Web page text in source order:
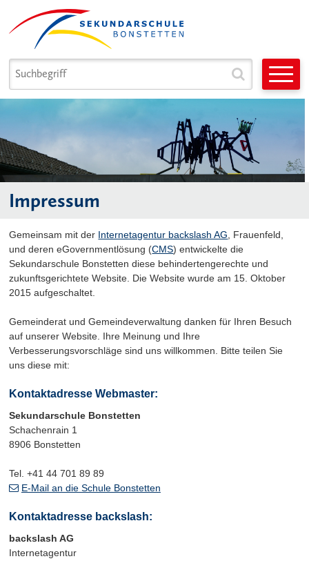
Navigieren in Sek. Bonstetten
Schnellnavigation
Suchbegriff Suche
Hauptnavigation
Impressum
Gemeinsam mit der Internetagentur backslash AG , Frauenfeld,
und deren eGovernmentlösung (CMS) entwickelte die
Sekundarschule Bonstetten diese behindertengerechte und
zukunftsgerichtete Website. Die Website wurde am 15. Oktober
2015 aufgeschaltet.
Gemeinderat und Gemeindeverwaltung danken für Ihren Besuch
auf unserer Website. Ihre Meinung und Ihre
Verbesserungsvorschläge sind uns willkommen. Bitte teilen Sie
uns diese mit:
Kontaktadresse Webmaster:
Sekundarschule Bonstetten
Schachenrain 1
8906 Bonstetten
Tel. +41 44 701 89 89
E-Mail an die Schule Bonstetten
Kontaktadresse backslash:
backslash AG
Internetagentur